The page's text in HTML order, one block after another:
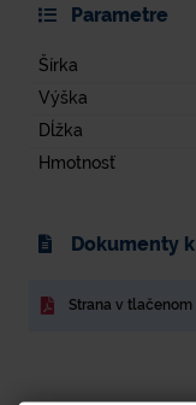
Parametre
Šírka
Výška
Dĺžka
Hmotnosť
Dokumenty
Strana v